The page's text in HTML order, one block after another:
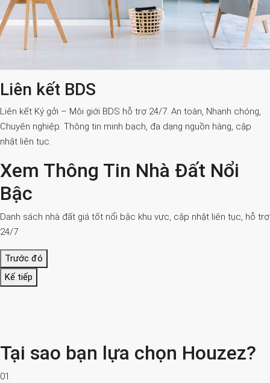
Liên kết BDS
Liên kết Ký gởi – Môi giới BDS hỗ trợ 24/7. An toàn, Nhanh chóng,
Chuyên nghiệp. Thông tin minh bạch, đa dạng nguồn hàng, cập
nhật liên tục.
Xem Thông Tin Nhà Đất Nổi
Bậc
Danh sách nhà đất giá tốt nổi bậc khu vực, cập nhật liên tục, hỗ trợ
24/7
Trước đó
Kế tiếp
Tại sao bạn lựa chọn Houzez?
01.